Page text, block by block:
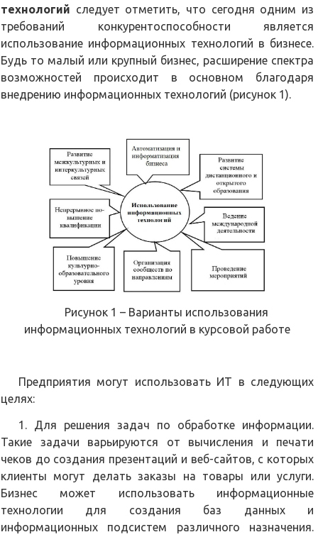
технологий следует отметить, что сегодня одним из
требований конкурентоспособности является
использование информационных технологий в бизнесе.
Будь то малый или крупный бизнес, расширение спектра
возможностей происходит в основном благодаря
внедрению информационных технологий (рисунок 1).
Рисунок 1 – Варианты использования
информационных технологий в курсовой работе
Предприятия могут использовать ИТ в следующих
целях:
1. Для решения задач по обработке информации.
Такие задачи варьируются от вычисления и печати
чеков до создания презентаций и веб-сайтов, с которых
клиенты могут делать заказы на товары или услуги.
Бизнес может использовать информационные
технологии для создания баз данных и
информационных подсистем различного назначения.